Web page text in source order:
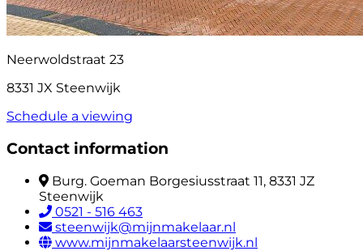
Neerwoldstraat 23
8331 JX Steenwijk
Schedule a viewing
Contact information
Burg. Goeman Borgesiusstraat 11, 8331 JZ
Steenwijk
0521 - 516 463
steenwijk@mijnmakelaar.nl
www.mijnmakelaarsteenwijk.nl